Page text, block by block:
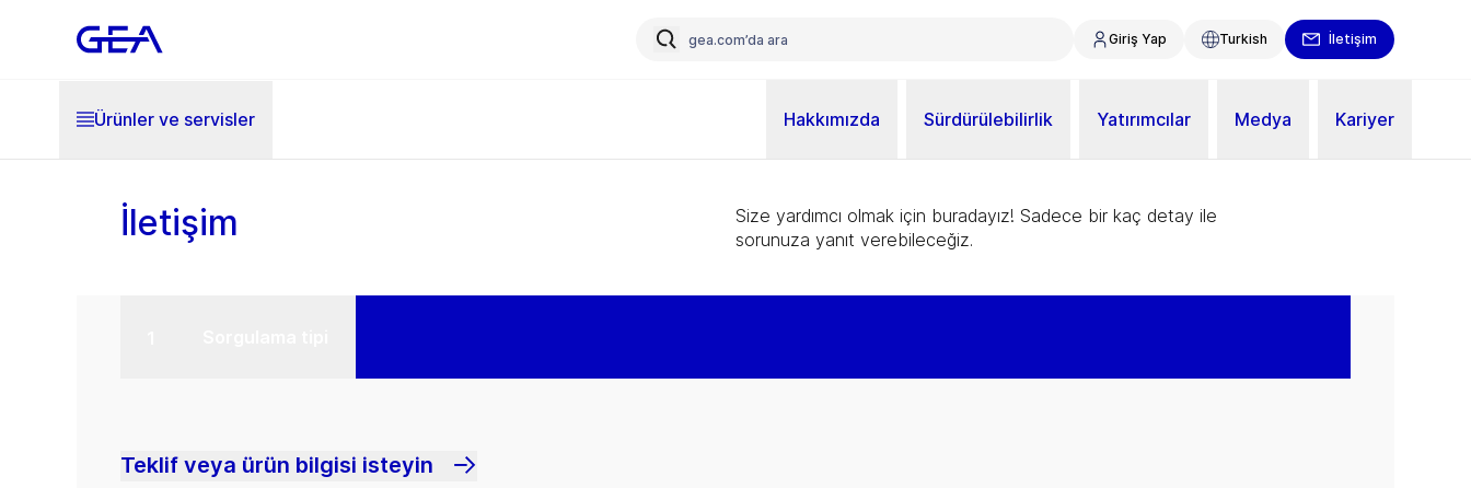
Giriş Yap Turkish İletişim
Ürünler ve servisler Hakkımızda Sürdürülebilirlik Yatırımcılar Medya Kariyer
İletişim
Size yardımcı olmak için buradayız! Sadece bir kaç detay ile
sorunuza yanıt verebileceğiz.
Teklif veya ürün bilgisi isteyin